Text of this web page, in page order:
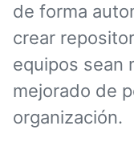
de forma
crear
equipos sean
mejorado de
organización.